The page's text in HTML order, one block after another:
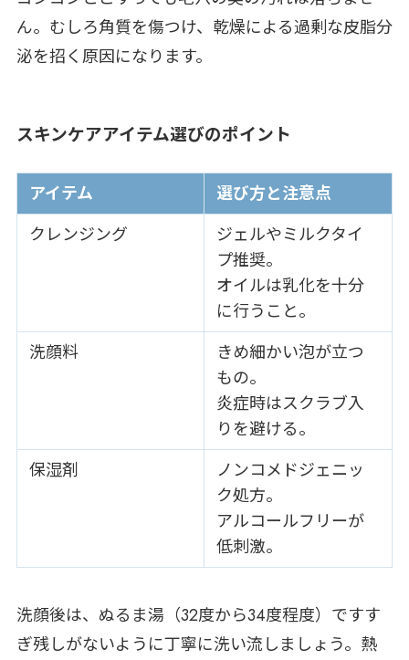
ん。むしろ角質を傷つけ、乾燥による過剰な皮脂分
泌を招く原因になります。
スキンケアアイテム選びのポイント
アイテム
選び方と注意点
クレンジング
ジェルやミルクタイ
プ推奨。
オイルは乳化を十分
に行うこと。
洗顔料
きめ細かい泡が立つ
もの。
炎症時はスクラブ入
りを避ける。
保湿剤
ノンコメドジェニッ
ク処方。
アルコールフリーが
低刺激。
洗顔後は、ぬるま湯（32度から34度程度）ですす
ぎ残しがないように丁寧に洗い流しましょう。熱